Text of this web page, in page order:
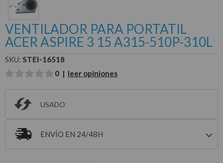
VENTILADOR PARA PORTATIL
ACER ASPIRE 3 15 A315-510P-310L
SKU: STEI-16518
0 | leer opiniones
USADO
ENVÍO EN 24/48H